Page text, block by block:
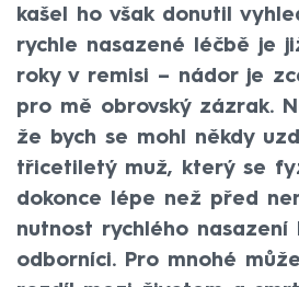
kašel ho však donutil
rychle nasazené léčbě je
roky v remisi – nádor je
pro mě obrovský zázrak.
že bych se mohl někdy
třicetiletý muž, který se
dokonce lépe než před
nutnost rychlého nasazení
odborníci. Pro mnohé